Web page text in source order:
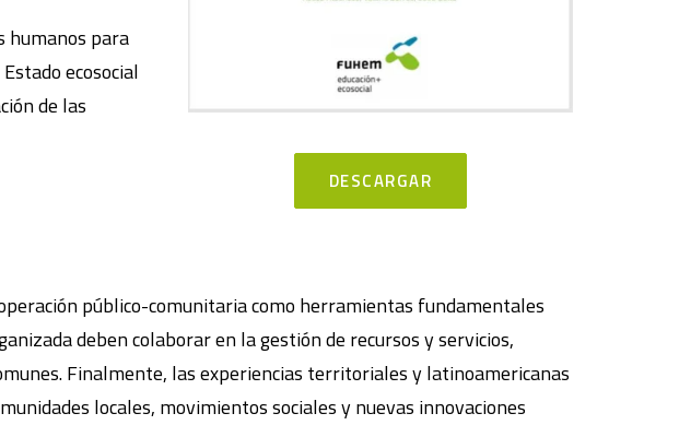
humanos para
ecosocial
de las
DESCARGAR
público-comunitaria como herramientas fundamentales
deben colaborar en la gestión de recursos y servicios,
Finalmente, las experiencias territoriales y latinoamericanas
locales, movimientos sociales y nuevas innovaciones